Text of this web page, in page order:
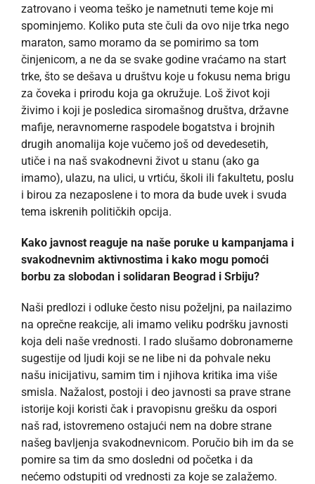
zatrovano i veoma teško je nametnuti teme koje mi
spominjemo. Koliko puta ste čuli da ovo nije trka nego
maraton, samo moramo da se pomirimo sa tom
činjenicom, a ne da se svake godine vraćamo na start
trke, što se dešava u društvu koje u fokusu nema brigu
za čoveka i prirodu koja ga okružuje. Loš život koji
živimo i koji je posledica siromašnog društva, državne
mafije, neravnomerne raspodele bogatstva i brojnih
drugih anomalija koje vučemo još od devedesetih,
utiče i na naš svakodnevni život u stanu (ako ga
imamo), ulazu, na ulici, u vrtiću, školi ili fakultetu, poslu
i birou za nezaposlene i to mora da bude uvek i svuda
tema iskrenih političkih opcija.
Kako javnost reaguje na naše poruke u kampanjama i
svakodnevnim aktivnostima i kako mogu pomoći
borbu za slobodan i solidaran Beograd i Srbiju?
Naši predlozi i odluke često nisu poželjni, pa nailazimo
na oprečne reakcije, ali imamo veliku podršku javnosti
koja deli naše vrednosti. I rado slušamo dobronamerne
sugestije od ljudi koji se ne libe ni da pohvale neku
našu inicijativu, samim tim i njihova kritika ima više
smisla. Nažalost, postoji i deo javnosti sa prave strane
istorije koji koristi čak i pravopisnu grešku da ospori
naš rad, istovremeno ostajući nem na dobre strane
našeg bavljenja svakodnevnicom. Poručio bih im da se
pomire sa tim da smo dosledni od početka i da
nećemo odstupiti od vrednosti za koje se zalažemo.